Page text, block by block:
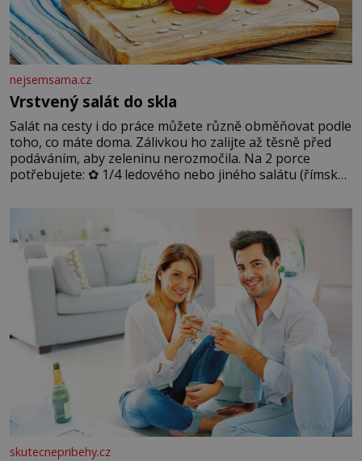
nejsemsama.cz
Vrstvený salát do skla
Salát na cesty i do práce můžete různě obměňovat podle
toho, co máte doma. Zálivkou ho zalijte až těsně před
podáváním, aby zeleninu nerozmočila. Na 2 porce
potřebujete: ✿ 1/4 ledového nebo jiného salátu (římský
okurky ✿ 2 rajčata Zálivka: ✿ 4 lžíce olivového oleje ✿ 1
lžíci citronové šťávy ✿ ½ stroužku
skutecnepribehy.cz